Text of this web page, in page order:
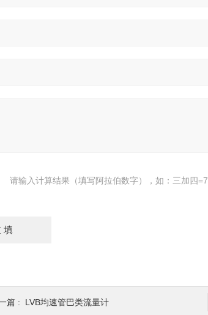
请输入计算结果（填写阿拉伯数字），如：三加四=7
篇 : LVB均速管巴类流量计